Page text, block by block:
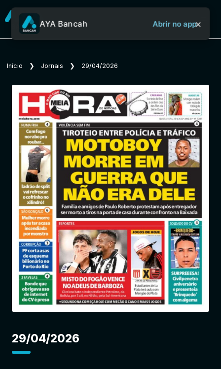
Sobre o Aya Bancah
Início
Revistas
Jornais
Notícias
Entrar
AYA Bancah Abrir no app×
Início ❯ Jornais ❯ 29/04/2026
29/04/2026